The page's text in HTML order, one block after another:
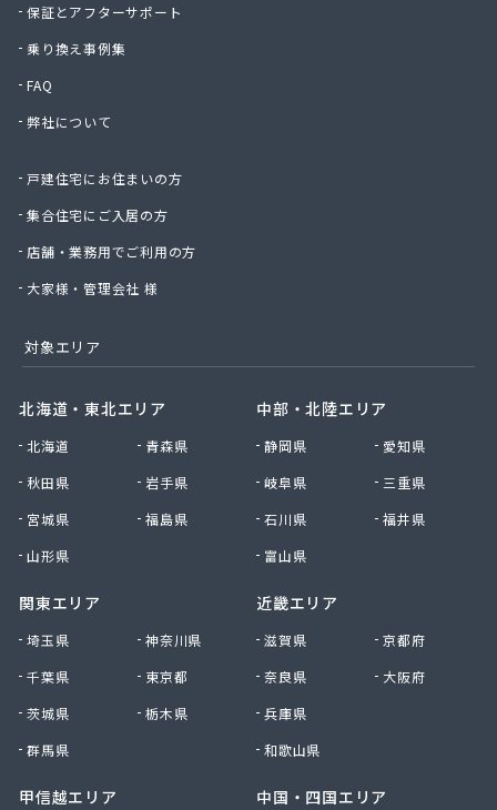
神山液化ガス
須田商事株式会社
星のや商店
聖火産業株式会社
西部燃料ガス株式会社
石井商店
石崎平八郎商店
赤羽根プロパンガス
赤羽燃料店
川津商店
川俣商販株式会社
早見商店
足利ガス事業組合配送センター
足利団地ガス株式会社
大塚プロパン
大田原エルピーガス保安センター協同組合
谷中田プロパン店
中央セントラルガス株式会社 宇都宮営業所
中央セントラルガス株式会社 那須営業所
町田屋商店出光興産大沢給油所
保証とアフターサポート
乗り換え事例集
FAQ
弊社について
戸建住宅にお住まいの方
集合住宅にご入居の方
店舗・業務用でご利用の方
大家様・管理会社 様
対象エリア
北海道・東北エリア
北海道
青森県
秋田県
岩手県
宮城県
福島県
山形県
関東エリア
埼玉県
神奈川県
千葉県
東京都
茨城県
栃木県
群馬県
甲信越エリア
中部・北陸エリア
静岡県
愛知県
岐阜県
三重県
石川県
福井県
富山県
近畿エリア
滋賀県
京都府
奈良県
大阪府
兵庫県
和歌山県
中国・四国エリア